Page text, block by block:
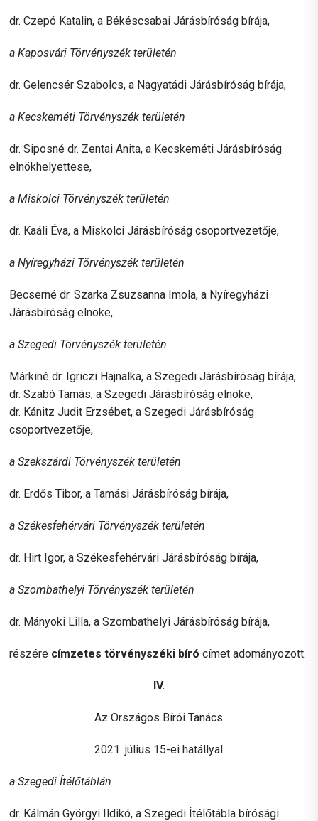
dr. Czepó Katalin, a Békéscsabai Járásbíróság bírája,
a Kaposvári Törvényszék területén
dr. Gelencsér Szabolcs, a Nagyatádi Járásbíróság bírája,
a Kecskeméti Törvényszék területén
dr. Siposné dr. Zentai Anita, a Kecskeméti Járásbíróság
elnökhelyettese,
a Miskolci Törvényszék területén
dr. Kaáli Éva, a Miskolci Járásbíróság csoportvezetője,
a Nyíregyházi Törvényszék területén
Becserné dr. Szarka Zsuzsanna Imola, a Nyíregyházi
Járásbíróság elnöke,
a Szegedi Törvényszék területén
Márkiné dr. Igriczi Hajnalka, a Szegedi Járásbíróság bírája,
dr. Szabó Tamás, a Szegedi Járásbíróság elnöke,
dr. Kánitz Judit Erzsébet, a Szegedi Járásbíróság
csoportvezetője,
a Szekszárdi Törvényszék területén
dr. Erdős Tibor, a Tamási Járásbíróság bírája,
a Székesfehérvári Törvényszék területén
dr. Hirt Igor, a Székesfehérvári Járásbíróság bírája,
a Szombathelyi Törvényszék területén
dr. Mányoki Lilla, a Szombathelyi Járásbíróság bírája,
részére címzetes törvényszéki bíró címet adományozott.
IV.
Az Országos Bírói Tanács
2021. július 15-ei hatállyal
a Szegedi Ítélőtáblán
dr. Kálmán Györgyi Ildikó, a Szegedi Ítélőtábla bírósági